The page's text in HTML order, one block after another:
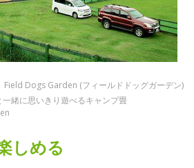
Field Dogs Garden (フィールドドッグガーデン)
緒に思いきり遊べるキャンプ畳
しめる